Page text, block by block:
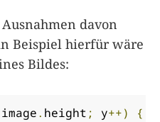
davon
Beispiel hierfür wäre
Bildes:
image. height ; y++)
{